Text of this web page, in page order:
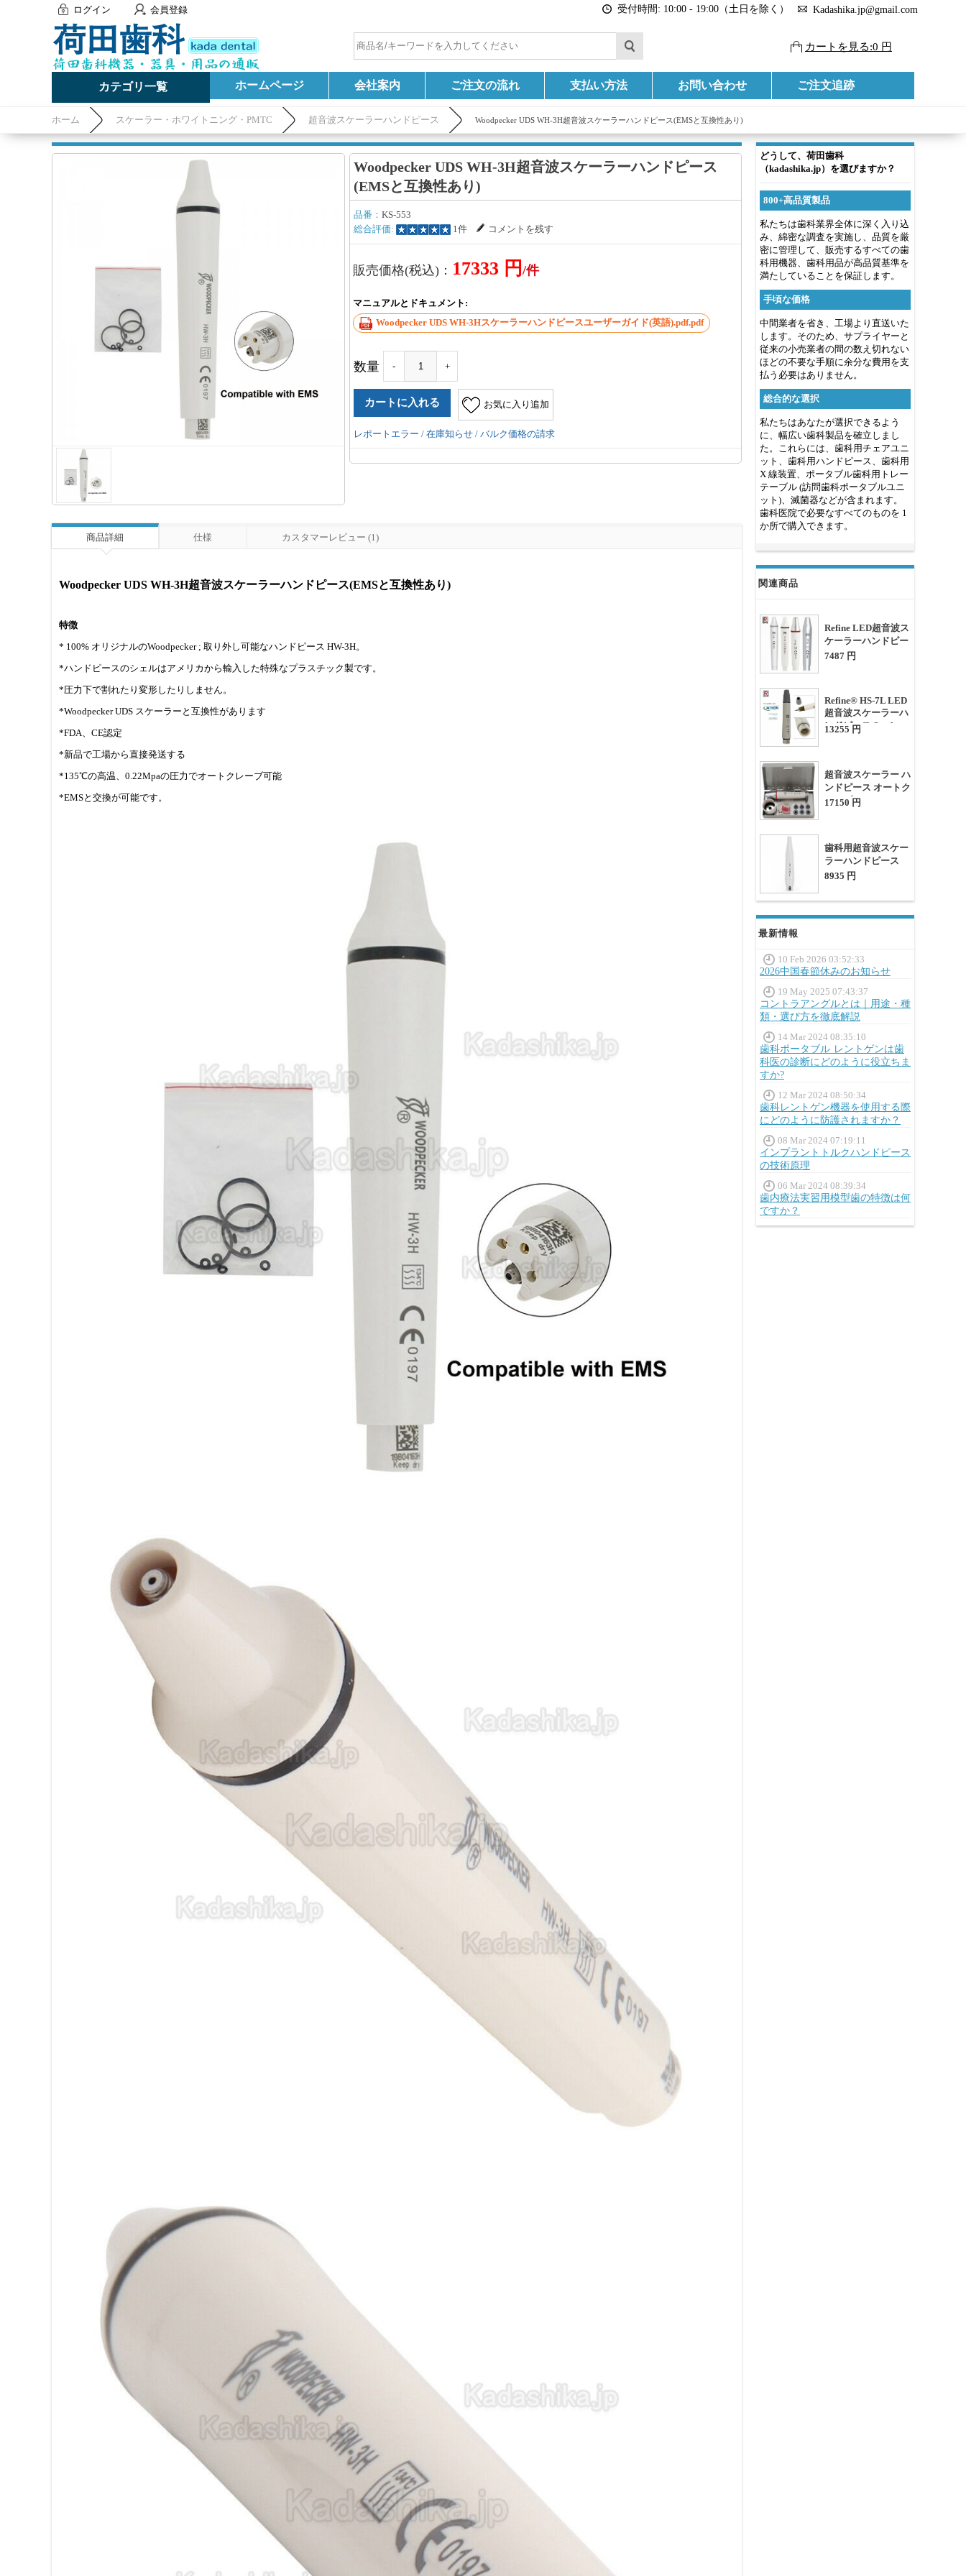
ログイン 会員登録 受付時間: 10:00 - 19:00（土日を除く） Kadashika.jp@gmail.com
カートを見る:0 円
カテゴリ一覧 ホームページ 会社案内 ご注文の流れ 支払い方法 お問い合わせ ご注文追跡
ホーム スケーラー・ホワイトニング・PMTC 超音波スケーラーハンドピース Woodpecker UDS WH-3H超音波スケーラーハンドピース(EMSと互換性あり)
どうして、荷田歯科
（kadashika.jp）を選びますか？
800+高品質製品
私たちは歯科業界全体に深く入り込
み、綿密な調査を実施し、品質を厳
密に管理して、販売するすべての歯
科用機器、歯科用品が高品質基準を
満たしていることを保証します。
手頃な価格
中間業者を省き、工場より直送いた
します。そのため、サプライヤーと
従来の小売業者の間の数え切れない
ほどの不要な手順に余分な費用を支
払う必要はありません。
総合的な選択
私たちはあなたが選択できるよう
に、幅広い歯科製品を確立しまし
た。これらには、歯科用チェアユニ
ット、歯科用ハンドピース、歯科用
X 線装置、ポータブル歯科用トレー
テーブル (訪問歯科ポータブルユニ
ット)、滅菌器などが含まれます。
歯科医院で必要なすべてのものを 1
か所で購入できます。
関連商品
Refine LED超音波ス
ケーラーハンドピー
ス (ウッドペッカー
7487 円
Refine® HS-7L LED
超音波スケーラーハ
ンドピース Satelec
13255 円
超音波スケーラー ハ
ンドピース オートク
レーブ キット Refine
17150 円
歯科用超音波スケー
ラーハンドピース
HS-7H (DTE
8935 円
最新情報
10 Feb 2026 03:52:33
2026中国春節休みのお知らせ
19 May 2025 07:43:37
コントラアングルとは｜用途・種
類・選び方を徹底解説
14 Mar 2024 08:35:10
歯科ポータブル レントゲンは歯
科医の診断にどのように役立ちま
すか?
12 Mar 2024 08:50:34
歯科レントゲン機器を使用する際
にどのように防護されますか？
08 Mar 2024 07:19:11
インプラントトルクハンドピース
の技術原理
06 Mar 2024 08:39:34
歯内療法実習用模型歯の特徴は何
ですか？
Woodpecker UDS WH-3H超音波スケーラーハンドピース
(EMSと互換性あり)
品番： KS-553
総合評価:
1件 コメントを残す
販売価格(税込)： 17333 円 /件
マニュアルとドキュメント:
Woodpecker UDS WH-3Hスケーラーハンドピースユーザーガイド(英語).pdf.pdf
数量 - +
お気に入り追加
レポートエラー / 在庫知らせ / バルク価格の請求
商品詳細 仕様 カスタマーレビュー (1)
Woodpecker UDS WH-3H超音波スケーラーハンドピース(EMSと互換性あり)
特徴
* 100% オリジナルのWoodpecker ; 取り外し可能なハンドピース HW-3H。
*ハンドピースのシェルはアメリカから輸入した特殊なプラスチック製です。
*圧力下で割れたり変形したりしません。
*Woodpecker UDS スケーラーと互換性があります
*FDA、CE認定
*新品で工場から直接発送する
*135℃の高温、0.22Mpaの圧力でオートクレーブ可能
*EMSと交換が可能です。